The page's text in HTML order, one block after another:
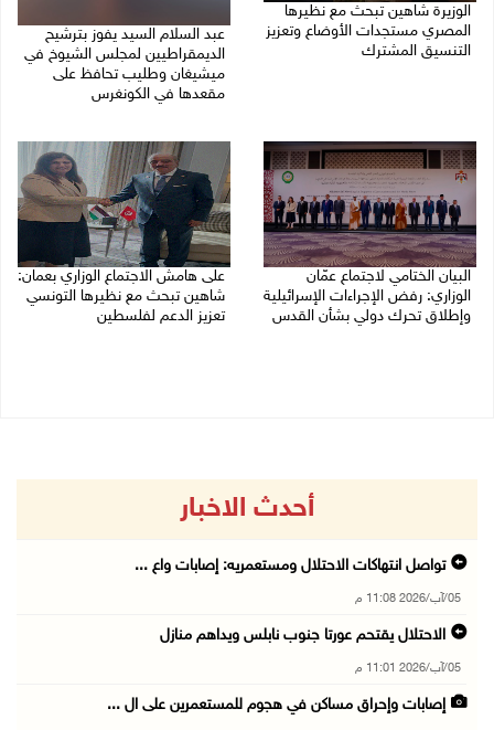
الوزيرة شاهين تبحث مع نظيرها
المصري مستجدات الأوضاع وتعزيز
التنسيق المشترك
عبد السلام السيد يفوز بترشيح
الديمقراطيين لمجلس الشيوخ في
ميشيغان وطليب تحافظ على
مقعدها في الكونغرس
البيان الختامي لاجتماع عمّان
الوزاري: رفض الإجراءات الإسرائيلية
وإطلاق تحرك دولي بشأن القدس
على هامش الاجتماع الوزاري بعمان:
شاهين تبحث مع نظيرها التونسي
تعزيز الدعم لفلسطين
أحدث الاخبار
تواصل انتهاكات الاحتلال ومستعمريه: إصابات واع ...
05/آب/2026 11:08 م
الاحتلال يقتحم عورتا جنوب نابلس ويداهم منازل
05/آب/2026 11:01 م
إصابات وإحراق مساكن في هجوم للمستعمرين على ال ...